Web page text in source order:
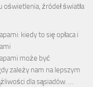
oświetlenia, źródeł światła
kiedy to się opłaca i
może być
zależy nam na lepszym
dla sąsiadów. …